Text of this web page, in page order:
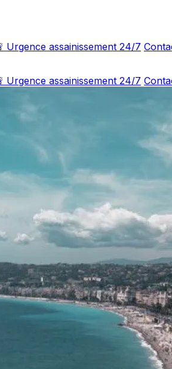
Urgence assainissement 24/7
Urgence assainissement 24/7